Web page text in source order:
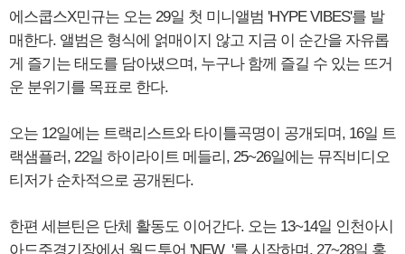
에스쿱스X민규는 오는 29일 첫 미니앨범 'HYPE VIBES'를 발
매한다. 앨범은 형식에 얽매이지 않고 지금 이 순간을 자유롭
게 즐기는 태도를 담아냈으며, 누구나 함께 즐길 수 있는 뜨거
운 분위기를 목표로 한다.
오는 12일에는 트랙리스트와 타이틀곡명이 공개되며, 16일 트
랙샘플러, 22일 하이라이트 메들리, 25~26일에는 뮤직비디오
티저가 순차적으로 공개된다.
한편 세븐틴은 단체 활동도 이어간다. 오는 13~14일 인천아시
아드주경기장에서 월드투어 'NEW_'를 시작하며, 27~28일 홍